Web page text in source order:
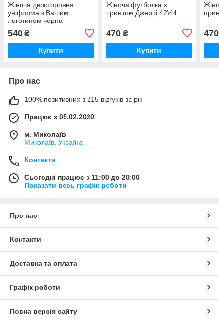
Жіноча двостороння
уніформа з Вашим
логотипом чорна
540 ₴
Купити
Жіноча футболка з
принтом Джеррі 42\44
470₴
Купити
470
Про нас
100% позитивних з 215 відгуків за рік
Працює з 05.02.2020
м. Миколаїв
Миколаїв, Україна
Контакти
Сьогодні працює з 11:00 до 20:00
Показати весь графік роботи
Про нас
Контакти
Доставка та оплата
Графік роботи
Повна версія сайту